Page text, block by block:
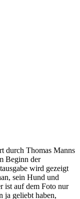
durch Thomas Manns
Beginn der
wird gezeigt
sein Hund und
ist auf dem Foto nur
ja geliebt haben,